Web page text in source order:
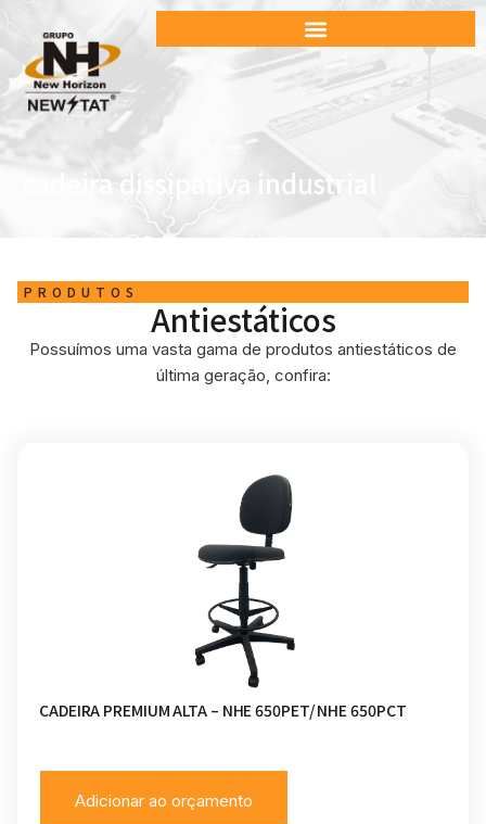
cadeira dissipativa industrial
PRODUTOS
Antiestáticos
Possuímos uma vasta gama de produtos antiestáticos de
última geração, confira:
CADEIRA PREMIUM ALTA – NHE 650PET/ NHE 650PCT
Adicionar ao orçamento